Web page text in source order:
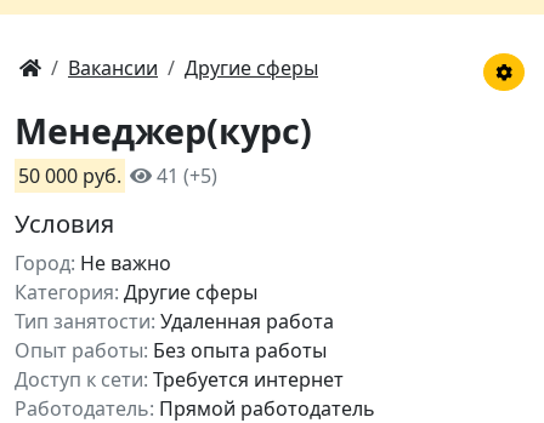
Вакансии Другие сферы
Менеджер(курс)
50 000 руб. 41 (+5)
Условия
Город: Не важно
Категория: Другие сферы
Тип занятости: Удаленная работа
Опыт работы: Без опыта работы
Доступ к сети: Требуется интернет
Работодатель: Прямой работодатель